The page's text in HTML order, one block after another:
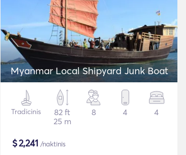
Myanmar Local Shipyard Junk Boat
Tradicinis
82 ft
25 m
8 4 4
$2,241 /naktinis